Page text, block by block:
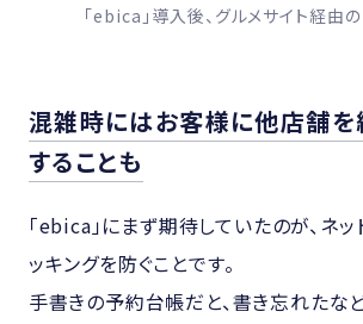
「ebica」導入後、グルメサイト経由
混雑時にはお客様に他店舗を
することも
「ebica」にまず期待していたのが、ネ
ッキングを防ぐことです。
手書きの予約台帳だと、書き忘れたな